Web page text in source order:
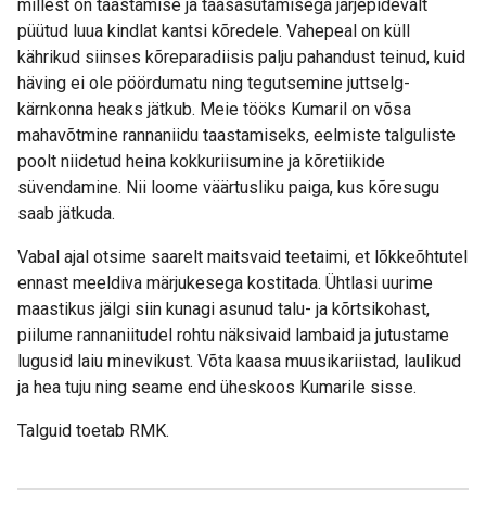
millest on taastamise ja taasasutamisega järjepidevalt
püütud luua kindlat kantsi kõredele. Vahepeal on küll
kährikud siinses kõreparadiisis palju pahandust teinud, kuid
häving ei ole pöördumatu ning tegutsemine juttselg-
kärnkonna heaks jätkub. Meie tööks Kumaril on võsa
mahavõtmine rannaniidu taastamiseks, eelmiste talguliste
poolt niidetud heina kokkuriisumine ja kõretiikide
süvendamine. Nii loome väärtusliku paiga, kus kõresugu
saab jätkuda.
Vabal ajal otsime saarelt maitsvaid teetaimi, et lõkkeõhtutel
ennast meeldiva märjukesega kostitada. Ühtlasi uurime
maastikus jälgi siin kunagi asunud talu- ja kõrtsikohast,
piilume rannaniitudel rohtu näksivaid lambaid ja jutustame
lugusid laiu minevikust. Võta kaasa muusikariistad, laulikud
ja hea tuju ning seame end üheskoos Kumarile sisse.
Talguid toetab RMK.